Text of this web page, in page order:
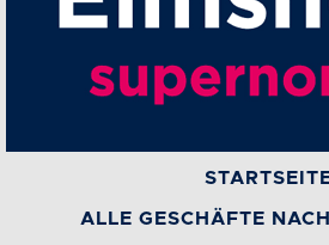
ALLE GESCHÄFTE